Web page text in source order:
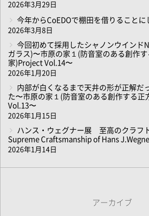
2026年3月29日
今年からCoEDOで棚田を借りることに
2026年3月8日
今回初めて採用したシャノンウインド
ガラス)〜市原の家１(防音室のある創作
家)Project Vol.14〜
2026年1月20日
内部が白くなるまで天井の形が正解だ
た〜市原の家１(防音室のある創作する正
Vol.13〜
2026年1月15日
ハンス・ウェグナー展 至高のクラフ
Supreme Craftsmanship of Hans
2026年1月14日
アーカイブ